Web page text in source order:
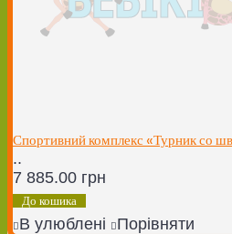
Спортивний комплекс «Турник со
..
7 885.00 грн
До кошика
В улюблені Порівняти